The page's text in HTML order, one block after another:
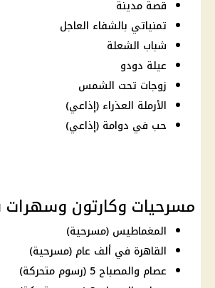
قصة مدينة
تمنياتي بالشفاء العاجل
شباب الشعلة
عيلة دودو
زوجات تحت الشمس
الأرملة العذراء (إذاعي)
حب في دوامة (إذاعي)
مسرحيات وكارتون وسهرات
المغماطيس (مسرحية)
القاهرة في ألف عام (مسرحية)
عصام والمصباح 5 (رسوم متحركة)